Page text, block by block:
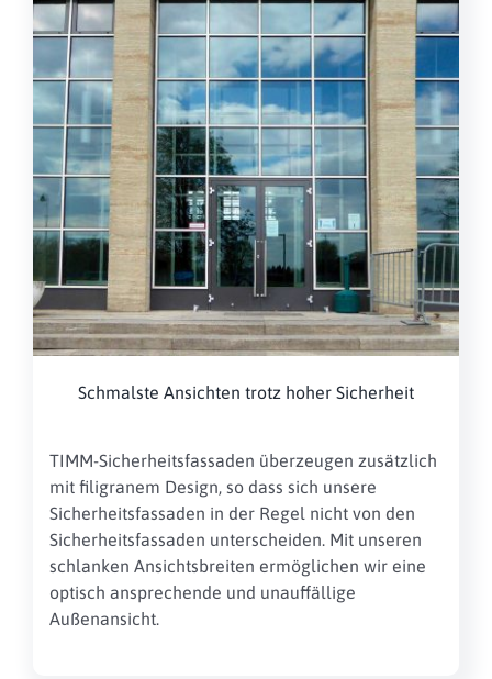
Schmalste Ansichten trotz hoher Sicherheit
TIMM-Sicherheitsfassaden überzeugen zusätzlich
mit filigranem Design, so dass sich unsere
Sicherheitsfassaden in der Regel nicht von den
Sicherheitsfassaden unterscheiden. Mit unseren
schlanken Ansichtsbreiten ermöglichen wir eine
optisch ansprechende und unauffällige
Außenansicht.